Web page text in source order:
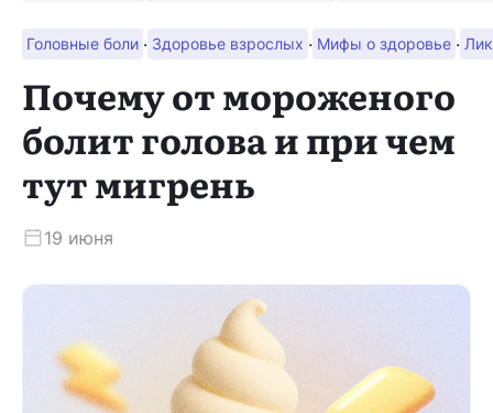
Головные боли · Здоровье взрослых · Мифы о здоровье ·
Почему от мороженого
болит голова и при чем
тут мигрень
19 июня